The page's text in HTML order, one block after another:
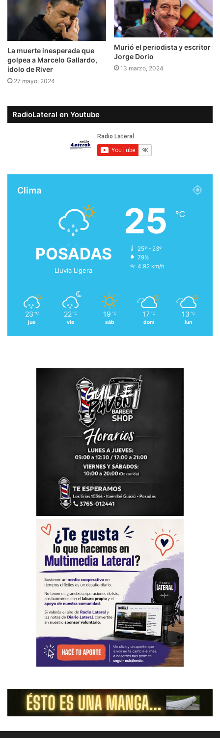
La muerte inesperada que
golpea a Marcelo Gallardo,
ídolo de River
27 mayo, 2024
Murió el periodista y escritor
Jorge Dorio
13 marzo, 2024
RadioLateral en Youtube
Clima
POSADAS
Lluvia Ligera
25 ℃
25º - 23º
79%
4.92 km/h
23 ℃
jue
22 ℃
vie
19 ℃
sáb
17 ℃
dom
13 ℃
lun